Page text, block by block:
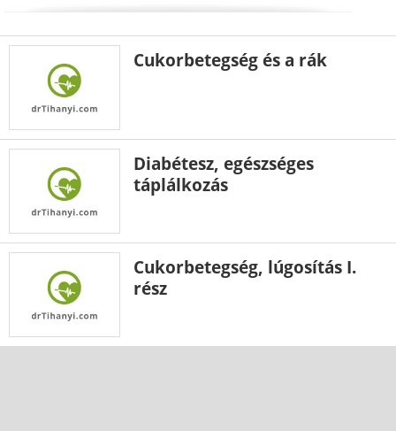
Cukorbetegség és a rák
Diabétesz, egészséges
táplálkozás
Cukorbetegség, lúgosítás I.
rész